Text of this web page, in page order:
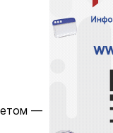
по
8 августа
—